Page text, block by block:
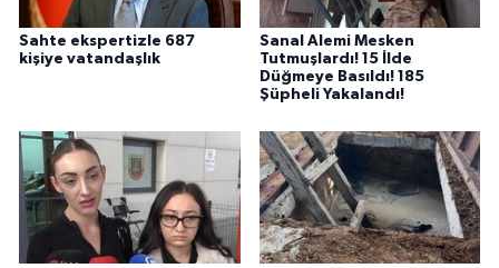
Sahte ekspertizle 687
kişiye vatandaşlık
Sanal Alemi Mesken
Tutmuşlardı! 15 İlde
Düğmeye Basıldı! 185
Şüpheli Yakalandı!